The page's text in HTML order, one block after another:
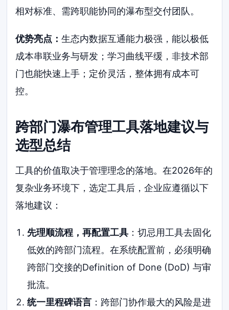
相对标准、需跨职能协同的瀑布型交付团队。
优势亮点：生态内数据互通能力极强，能以极低
成本串联业务与研发；学习曲线平缓，非技术部
门也能快速上手；定价灵活，整体拥有成本可
控。
跨部门瀑布管理工具落地建议与
选型总结
工具的价值取决于管理理念的落地。在2026年的
复杂业务环境下，选定工具后，企业应遵循以下
落地建议：
先理顺流程，再配置工具：切忌用工具去固化
低效的跨部门流程。在系统配置前，必须明确
跨部门交接的Definition of Done (DoD) 与审
批流。
统一里程碑语言：跨部门协作最大的风险是进